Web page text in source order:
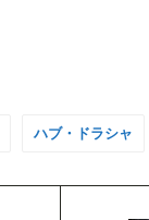
ハブ・ドラシャ